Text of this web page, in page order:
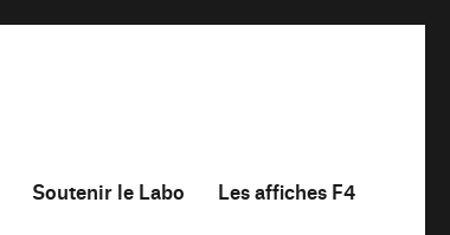
Soutenir le Labo Les affiches F4